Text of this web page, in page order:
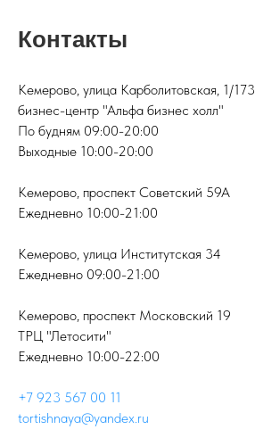
Контакты
Кемерово, улица Карболитовская, 1/173
бизнес-центр "Альфа бизнес холл"
По будням 09:00-20:00
Выходные 10:00-20:00
Кемерово, проспект Советский 59А
Ежедневно 10:00-21:00
Кемерово, улица Институтская 34
Ежедневно 09:00-21:00
Кемерово, проспект Московский 19
ТРЦ "Летосити"
Ежедневно 10:00-22:00
+7 923 567 00 11
tortishnaya@yandex.ru